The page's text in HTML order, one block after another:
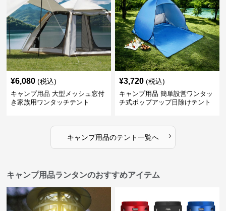
¥6,080 (税込)
キャンプ用品 大型メッシュ窓付
き家族用ワンタッチテント
¥3,720 (税込)
キャンプ用品 簡単設営ワンタッ
チ式ポップアップ日除けテント
キャンプ用品のテント一覧へ ›
キャンプ用品ランタンのおすすめアイテム